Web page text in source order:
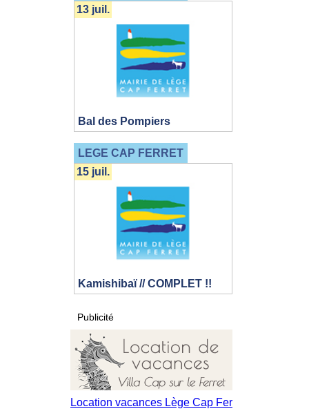
Bal des Pompiers
13 juil.
LEGE CAP FERRET
Kamishibaï // COMPLET !!
15 juil.
Publicité